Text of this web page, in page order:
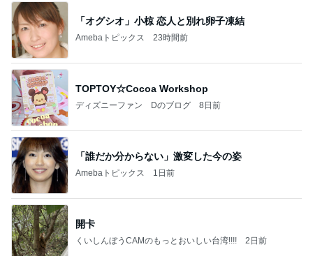
「オグシオ」小椋 恋人と別れ卵子凍結
Amebaトピックス 23時間前
TOPTOY☆Cocoa Workshop
ディズニーファン Dのブログ 8日前
「誰だか分からない」激変した今の姿
Amebaトピックス 1日前
開卡
くいしんぼうCAMのもっとおいしい台湾!!!! 2日前